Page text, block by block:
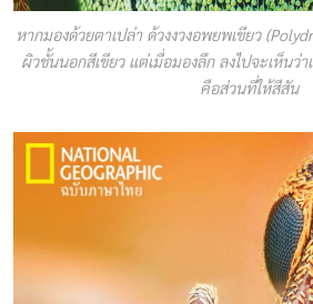
หากมองด้วยตาเปล่า ด้วงงวงอพยพเขียว
ผิวชั้นนอกสีเขียว แต่เมื่อมองลึก ลงไปจะเห็นว่
คือส่วนที่ให้สีสัน